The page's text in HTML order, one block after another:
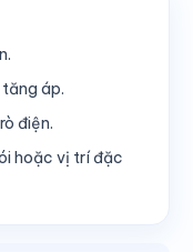
áp.
điện.
hoặc vị trí đặc